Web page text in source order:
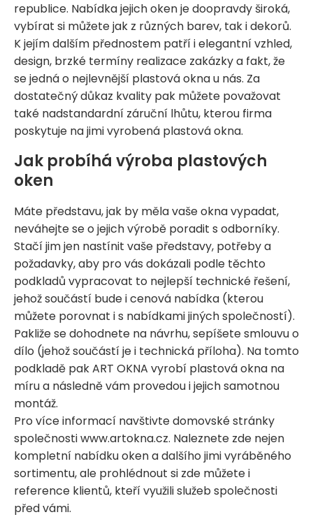
republice. Nabídka jejich oken je doopravdy široká,
vybírat si můžete jak z různých barev, tak i dekorů.
K jejím dalším přednostem patří i elegantní vzhled,
design, brzké termíny realizace zakázky a fakt, že
se jedná o nejlevnější plastová okna u nás. Za
dostatečný důkaz kvality pak můžete považovat
také nadstandardní záruční lhůtu, kterou firma
poskytuje na jimi vyrobená plastová okna.
Jak probíhá výroba plastových
oken
Máte představu, jak by měla vaše okna vypadat,
neváhejte se o jejich výrobě poradit s odborníky.
Stačí jim jen nastínit vaše představy, potřeby a
požadavky, aby pro vás dokázali podle těchto
podkladů vypracovat to nejlepší technické řešení,
jehož součástí bude i cenová nabídka (kterou
můžete porovnat i s nabídkami jiných společností).
Pakliže se dohodnete na návrhu, sepíšete smlouvu o
dílo (jehož součástí je i technická příloha). Na tomto
podkladě pak ART OKNA vyrobí plastová okna na
míru a následně vám provedou i jejich samotnou
montáž.
Pro více informací navštivte domovské stránky
společnosti www.artokna.cz. Naleznete zde nejen
kompletní nabídku oken a dalšího jimi vyráběného
sortimentu, ale prohlédnout si zde můžete i
reference klientů, kteří využili služeb společnosti
před vámi.